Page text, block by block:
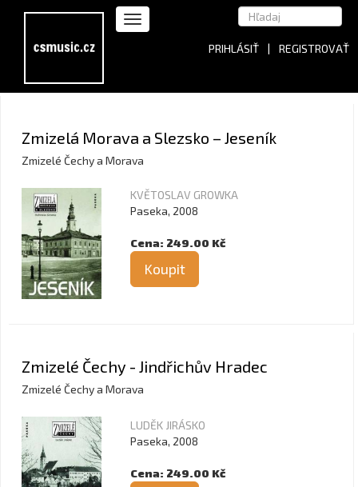
PRIHLÁSIŤ | REGISTROVAŤ
Zmizelá Morava a Slezsko – Jeseník
Zmizelé Čechy a Morava
KVĚTOSLAV GROWKA
Paseka, 2008
Cena: 249.00 Kč
Koupit
Zmizelé Čechy - Jindřichův Hradec
Zmizelé Čechy a Morava
LUDĚK JIRÁSKO
Paseka, 2008
Cena: 249.00 Kč